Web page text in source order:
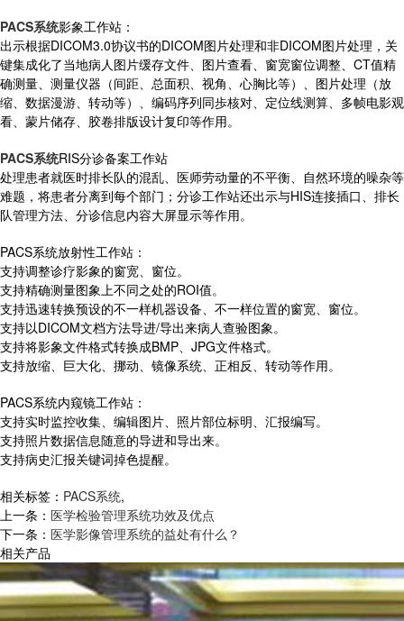
PACS系统影象工作站：
出示根据DICOM3.0协议书的DICOM图片处理和非DICOM图片处理，关
键集成化了当地病人图片缓存文件、图片查看、窗宽窗位调整、CT值精
确测量、测量仪器（间距、总面积、视角、心胸比等）、图片处理（放
缩、数据漫游、转动等）、编码序列同歩核对、定位线测算、多帧电影观
看、蒙片储存、胶卷排版设计复印等作用。
PACS系统RIS分诊备案工作站
处理患者就医时排长队的混乱、医师劳动量的不平衡、自然环境的噪杂等
难题，将患者分离到每个部门；分诊工作站还出示与HIS连接插口、排长
队管理方法、分诊信息内容大屏显示等作用。
PACS系统放射性工作站：
支持调整诊疗影象的窗宽、窗位。
支持精确测量图象上不同之处的ROI值。
支持迅速转换预设的不一样机器设备、不一样位置的窗宽、窗位。
支持以DICOM文档方法导进/导出来病人查验图象。
支持将影象文件格式转换成BMP、JPG文件格式。
支持放缩、巨大化、挪动、镜像系统、正相反、转动等作用。
PACS系统内窥镜工作站：
支持实时监控收集、编辑图片、照片部位标明、汇报编写。
支持照片数据信息随意的导进和导出来。
支持病史汇报关键词掉色提醒。
相关标签： PACS系统,
上一条： 医学检验管理系统功效及优点
下一条： 医学影像管理系统的益处有什么？
相关产品